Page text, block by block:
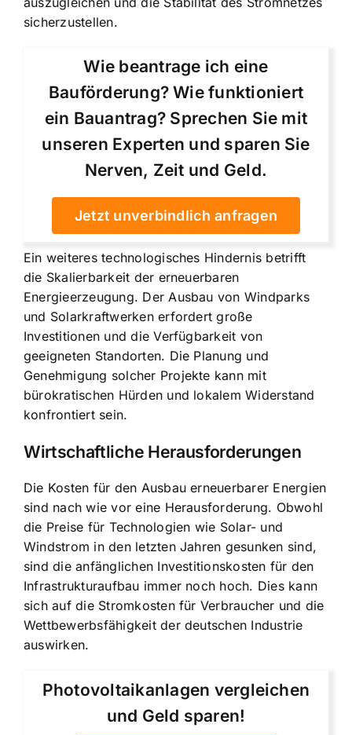
sicherzustellen.
Wie beantrage ich eine
Bauförderung? Wie funktioniert
ein Bauantrag? Sprechen Sie mit
unseren Experten und sparen Sie
Nerven, Zeit und Geld.
Jetzt unverbindlich anfragen
Ein weiteres technologisches Hindernis betrifft
die Skalierbarkeit der erneuerbaren
Energieerzeugung. Der Ausbau von Windparks
und Solarkraftwerken erfordert große
Investitionen und die Verfügbarkeit von
geeigneten Standorten. Die Planung und
Genehmigung solcher Projekte kann mit
bürokratischen Hürden und lokalem Widerstand
konfrontiert sein.
Wirtschaftliche Herausforderungen
Die Kosten für den Ausbau erneuerbarer Energien
sind nach wie vor eine Herausforderung. Obwohl
die Preise für Technologien wie Solar- und
Windstrom in den letzten Jahren gesunken sind,
sind die anfänglichen Investitionskosten für den
Infrastrukturaufbau immer noch hoch. Dies kann
sich auf die Stromkosten für Verbraucher und die
Wettbewerbsfähigkeit der deutschen Industrie
auswirken.
Photovoltaikanlagen vergleichen
und Geld sparen!